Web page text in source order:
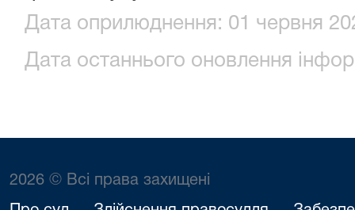
Дата оприлюднення: 01 червня
Дата останнього оновлення
2026 © Всі права захищені